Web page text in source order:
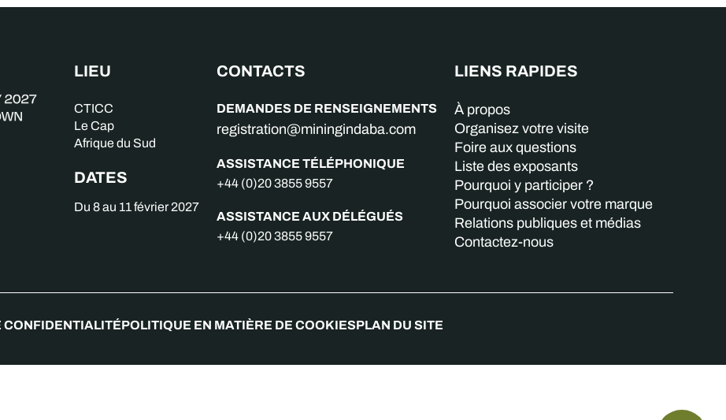
LIEU
CTICC
Le Cap
Afrique du Sud
DATES
Du 8 au 11 février 2027
CONTACTS
DEMANDES DE RENSEIGNEMENTS
registration@miningindaba.com
ASSISTANCE TÉLÉPHONIQUE
+44 (0)20 3855 9557
ASSISTANCE AUX DÉLÉGUÉS
+44 (0)20 3855 9557
LIENS RAPIDES
À propos
Organisez votre visite
Foire aux questions
Liste des exposants
Pourquoi y participer ?
Pourquoi associer votre marque
Relations publiques et médias
Contactez-nous
CONFIDENTIALITÉPOLITIQUE EN MATIÈRE DE COOKIESPLAN DU SITE